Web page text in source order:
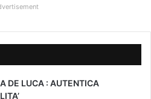
DE LUCA : AUTENTICA